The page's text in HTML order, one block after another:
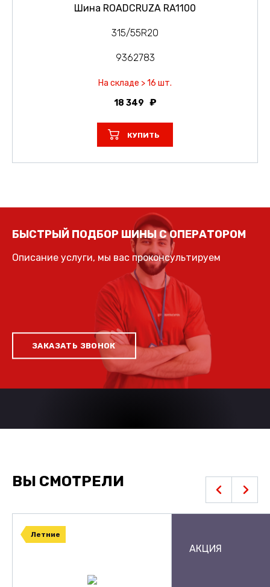
Шина ROADCRUZA RA1100
315/55R20
9362783
На складе > 16 шт.
18 349
КУПИТЬ
БЫСТРЫЙ ПОДБОР ШИНЫ С ОПЕРАТОРОМ
Описание услуги, мы вас проконсультируем
ЗАКАЗАТЬ ЗВОНОК
ВЫ СМОТРЕЛИ
Летние
АКЦИЯ